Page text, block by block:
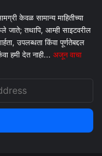
केवळ सामान्य माहितीच्या
जाते; तथापि, आम्ही साइटवरील
उपलब्धता किंवा पूर्णतेबद्दल
हमी देत ​​नाही... अजून वाचा